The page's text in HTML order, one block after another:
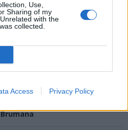
Use,
Sharing of my
with the
collected.
Access Privacy Policy
e cerchiamo di essere
in modo puntuale.
e “sogno per Legnano”: